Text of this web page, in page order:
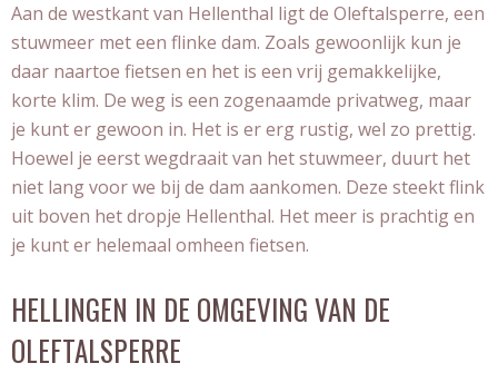
Aan de westkant van Hellenthal ligt de Oleftalsperre, een
stuwmeer met een flinke dam. Zoals gewoonlijk kun je
daar naartoe fietsen en het is een vrij gemakkelijke,
korte klim. De weg is een zogenaamde privatweg, maar
je kunt er gewoon in. Het is er erg rustig, wel zo prettig.
Hoewel je eerst wegdraait van het stuwmeer, duurt het
niet lang voor we bij de dam aankomen. Deze steekt flink
uit boven het dropje Hellenthal. Het meer is prachtig en
je kunt er helemaal omheen fietsen.
HELLINGEN IN DE OMGEVING VAN DE
OLEFTALSPERRE